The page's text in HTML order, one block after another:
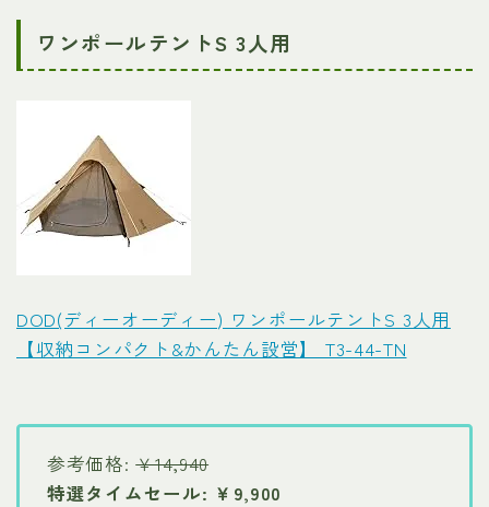
ワンポールテントS 3人用
DOD(ディーオーディー) ワンポールテントS 3人用
【収納コンパクト&かんたん設営】 T3-44-TN
参考価格:￥14,940
特選タイムセール: ￥9,900